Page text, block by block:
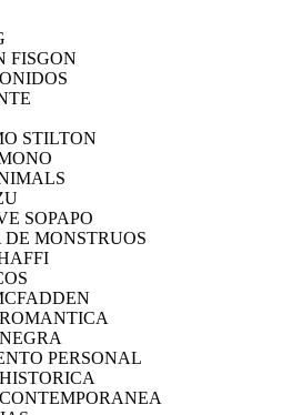
FISGON
STILTON
SOPAPO
DE MONSTRUOS
PERSONAL